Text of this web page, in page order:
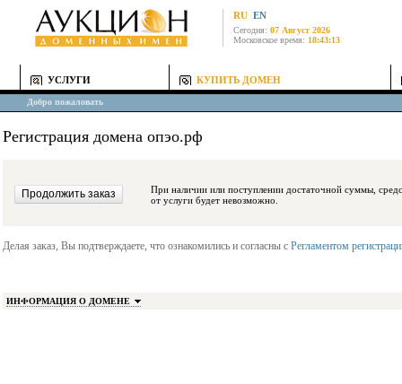
RU EN
Сегодня: 07 Август 2026
Московское время: 18:43:13
УСЛУГИ КУПИТЬ ДОМЕН
Добро пожаловать
Регистрация домена опэо.рф
При наличии или поступлении достаточной суммы, средства будут
от услуги будет невозможно.
Делая заказ, Вы подтверждаете, что ознакомились и согласны с Регламентом
ИНФОРМАЦИЯ О ДОМЕНЕ